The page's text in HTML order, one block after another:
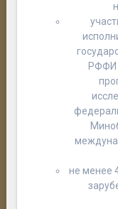
РФФИ
не менее